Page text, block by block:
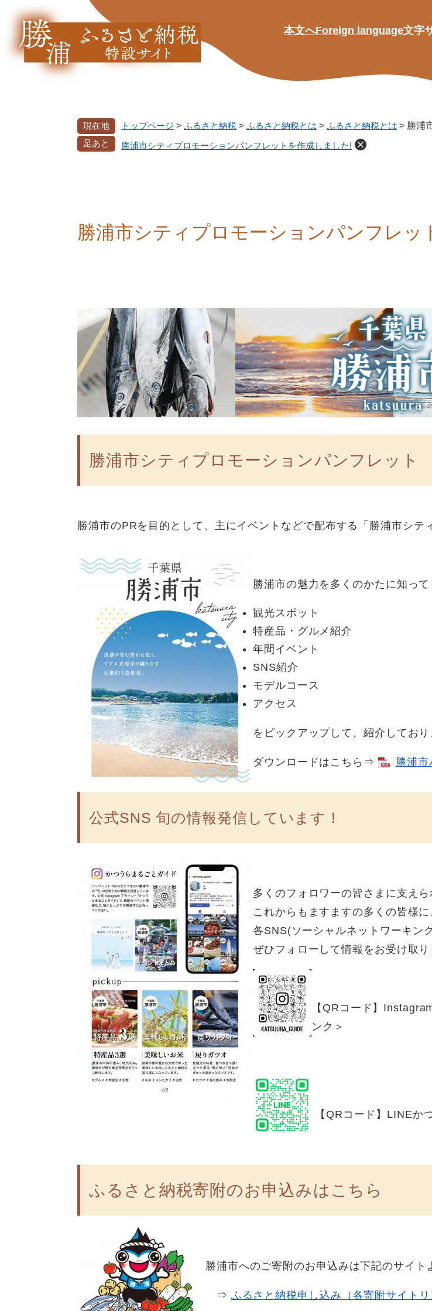
本文へForeign language文字
現在地 トップページ > ふるさと納税 > ふるさと納税とは > ふるさと納税とは > 勝浦
足あと
勝浦市シティプロモーションパンフレットを作成しました!
文
勝浦市シティプロモーションパンフレッ
勝浦市シティプロモーションパンフレット
勝浦市のPRを目的として、主にイベントなどで配布する「勝浦市シテ
勝浦市の魅力を多くのかたに知って
観光スポット
特産品・グルメ紹介
年間イベント
SNS紹介
モデルコース
アクセス
をピックアップして、紹介してお
ダウンロードはこちら⇒ 勝浦
公式SNS 旬の情報発信しています！
多くのフォロワーの皆さまに支え
これからもますますの多くの皆様
各SNS(ソーシャルネットワーキン
ぜひフォローして情報をお受け取り
【QRコード】
ンク＞
【QRコード】LINEか
ふるさと納税寄附のお申込みはこちら
勝浦市へのご寄附のお申込みは下記のサイト
⇒ ふるさと納税申し込み（各寄附サイトリ